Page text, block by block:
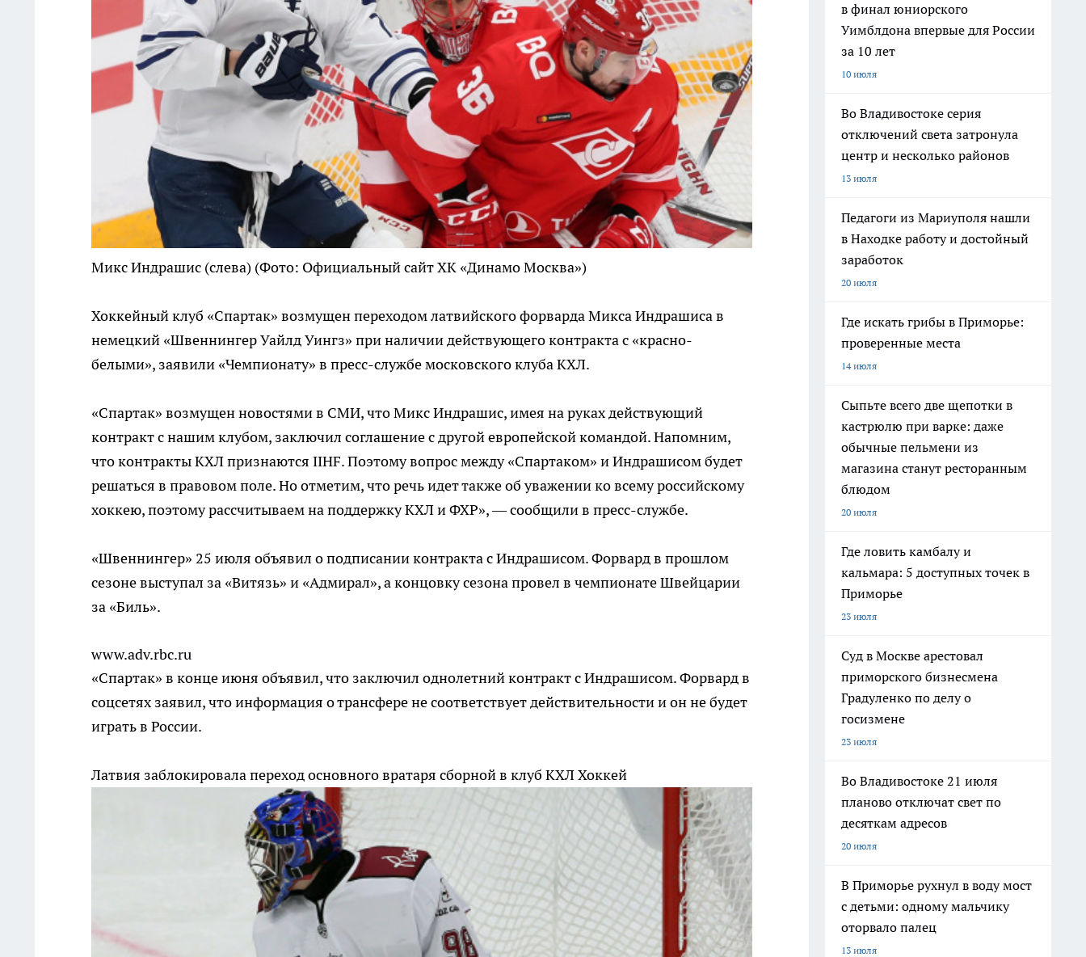
Микс Индрашис (слева) (Фото: Официальный сайт ХК «Динамо Москва»)
Хоккейный клуб «Спартак» возмущен переходом латвийского форварда Микса Индрашиса в
немецкий «Швеннингер Уайлд Уингз» при наличии действующего контракта с «красно-
белыми», заявили «Чемпионату» в пресс-службе московского клуба КХЛ.
«Спартак» возмущен новостями в СМИ, что Микс Индрашис, имея на руках действующий
контракт с нашим клубом, заключил соглашение с другой европейской командой. Напомним,
что контракты КХЛ признаются IIHF. Поэтому вопрос между «Спартаком» и Индрашисом будет
решаться в правовом поле. Но отметим, что речь идет также об уважении ко всему российскому
хоккею, поэтому рассчитываем на поддержку КХЛ и ФХР», — сообщили в пресс-службе.
«Швеннингер» 25 июля объявил о подписании контракта с Индрашисом. Форвард в прошлом
сезоне выступал за «Витязь» и «Адмирал», а концовку сезона провел в чемпионате Швейцарии
за «Биль».
www.adv.rbc.ru
«Спартак» в конце июня объявил, что заключил однолетний контракт с Индрашисом. Форвард в
соцсетях заявил, что информация о трансфере не соответствует действительности и он не будет
играть в России.
Латвия заблокировала переход основного вратаря сборной в клуб КХЛХоккей
в финал юниорского
Уимблдона впервые для России
за 10 лет
10 июля
Во Владивостоке серия
отключений света затронула
центр и несколько районов
13 июля
Педагоги из Мариуполя нашли
в Находке работу и достойный
заработок
20 июля
Где искать грибы в Приморье:
проверенные места
14 июля
Сыпьте всего две щепотки в
кастрюлю при варке: даже
обычные пельмени из
магазина станут ресторанным
блюдом
20 июля
Где ловить камбалу и
кальмара: 5 доступных точек в
Приморье
23 июля
Суд в Москве арестовал
приморского бизнесмена
Градуленко по делу о
госизмене
23 июля
Во Владивостоке 21 июля
планово отключат свет по
десяткам адресов
20 июля
В Приморье рухнул в воду мост
с детьми: одному мальчику
оторвало палец
13 июля